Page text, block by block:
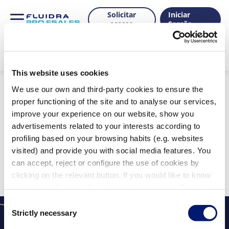
This website uses cookies
We use our own and third-party cookies to ensure the
proper functioning of the site and to analyse our services,
improve your experience on our website, show you
advertisements related to your interests according to
profiling based on your browsing habits (e.g. websites
visited) and provide you with social media features. You
can accept, reject or configure the use of cookies by
clicking on the relevant button. If you would like to know
Consent
Selection
Strictly necessary
Solicitar
acesso
Iniciar
Sessão
Produtos
Mostrar filtros
Filtros aplicados:
Limpar tudo
Não foram encontrados resultados para a sua
pesquisa.